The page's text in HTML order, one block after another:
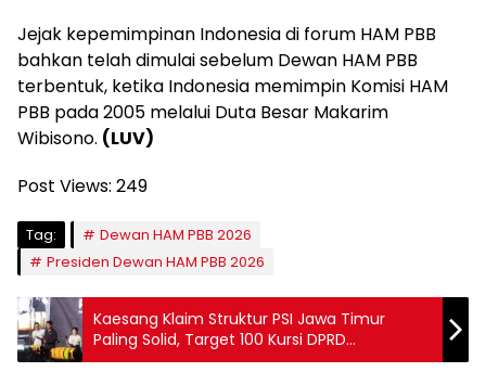
Jejak kepemimpinan Indonesia di forum HAM PBB
bahkan telah dimulai sebelum Dewan HAM PBB
terbentuk, ketika Indonesia memimpin Komisi HAM
PBB pada 2005 melalui Duta Besar Makarim
Wibisono. (LUV)
Post Views: 249
Tag:
Dewan HAM PBB 2026
Presiden Dewan HAM PBB 2026
Kaesang Klaim Struktur PSI Jawa Timur
Paling Solid, Target 100 Kursi DPRD
Kabupaten/Kota